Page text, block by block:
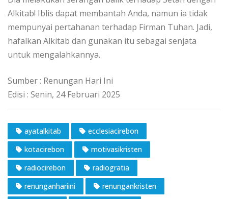
Alkitab! Iblis dapat membantah Anda, namun ia tidak
mempunyai pertahanan terhadap Firman Tuhan. Jadi,
hafalkan Alkitab dan gunakan itu sebagai senjata
untuk mengalahkannya.
Sumber : Renungan Hari Ini
Edisi : Senin, 24 Februari 2025
ayatalkitab
ecclesiacirebon
kotacirebon
motivasikristen
radiocirebon
radiogratia
renunganhariini
renungankristen